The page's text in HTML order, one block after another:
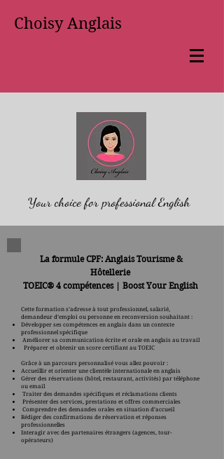
Choisy Anglais
Your choice for professional English
La formule CPF: AnglaisTourisme &
Hôtellerie
TOEIC® 4 compétences | Boost Your English
Cette formation s’adresse à tout professionnel, salarié,
demandeur d’emploi ou personne en reconversion souhaitant :
Développer ses compétences en anglais dans un contexte
professionnel spécifique
Améliorer sa communication écrite et orale en anglais au travail
Préparer et obtenir un score certifiant au TOEIC
Grâce à un parcours personnalisé vous allez pouvoir :
Accueillir et orienter une clientèle internationale en anglais
Gérer des réservations (hôtel, restaurant, activités) par téléphone
ou email
Traiter des demandes spécifiques et réclamations clients
Présenter des services, prestations et offres commerciales
Comprendre des demandes orales en situation d’accueil
Rédiger des confirmations de réservation et réponses
professionnelles
Interagir avec des partenaires étrangers (agences, tour-
opérateurs)